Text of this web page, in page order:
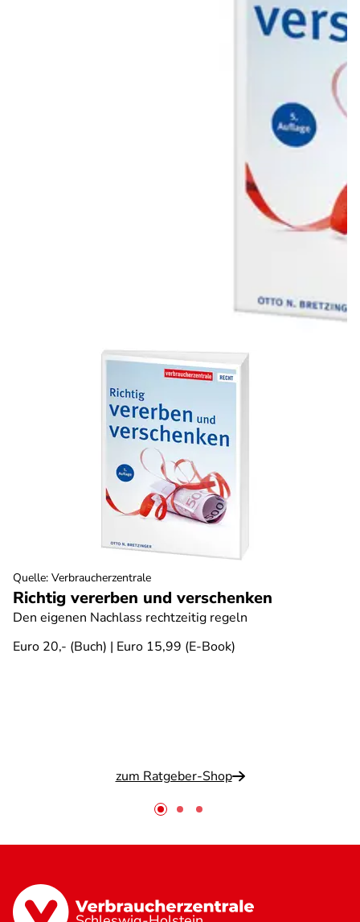
Richtig vererben und verschenken
Den eigenen Nachlass rechtzeitig regeln
Euro 20,- (Buch) | Euro 15,99 (E-Book)
zum Ratgeber-Shop
Quelle: Verbraucherzentrale